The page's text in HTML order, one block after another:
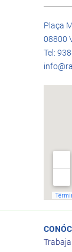
Plaça
08800
Tel: